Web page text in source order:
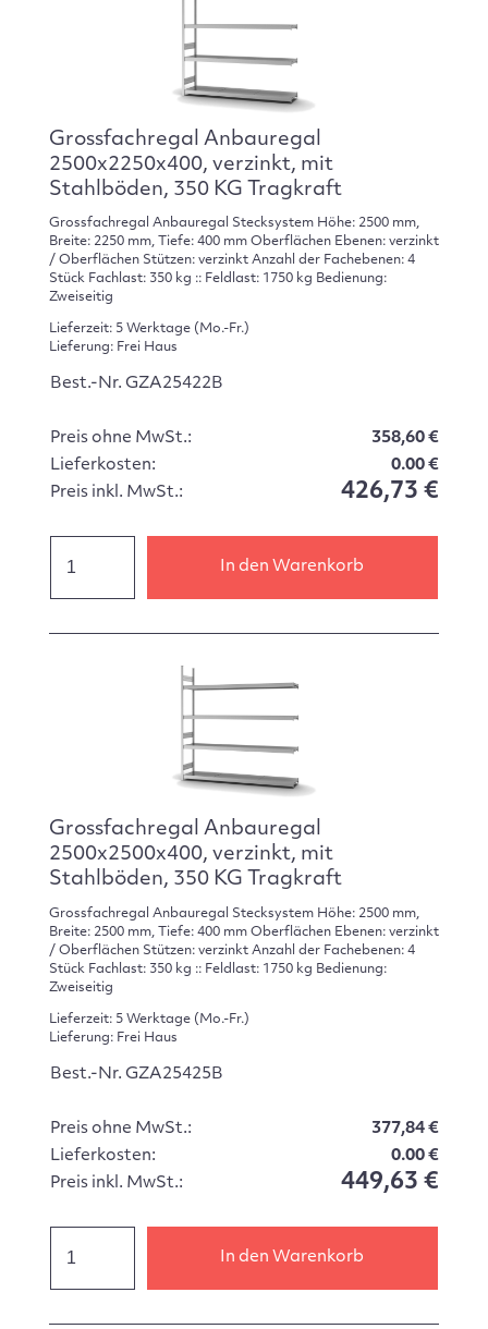
Grossfachregal Anbauregal
2500x2250x400, verzinkt, mit
Stahlböden, 350 KG Tragkraft
Grossfachregal Anbauregal Stecksystem Höhe: 2500 mm,
Breite: 2250 mm, Tiefe: 400 mm Oberflächen Ebenen: verzinkt
/ Oberflächen Stützen: verzinkt Anzahl der Fachebenen: 4
Stück Fachlast: 350 kg :: Feldlast: 1750 kg Bedienung:
Zweiseitig
Lieferzeit: 5 Werktage (Mo.-Fr.)
Lieferung: Frei Haus
Best.-Nr. GZA25422B
Preis ohne MwSt.:
358,60 €
Lieferkosten:
0.00 €
Preis inkl. MwSt.:
426,73 €
In den Warenkorb
Grossfachregal Anbauregal
2500x2500x400, verzinkt, mit
Stahlböden, 350 KG Tragkraft
Grossfachregal Anbauregal Stecksystem Höhe: 2500 mm,
Breite: 2500 mm, Tiefe: 400 mm Oberflächen Ebenen: verzinkt
/ Oberflächen Stützen: verzinkt Anzahl der Fachebenen: 4
Stück Fachlast: 350 kg :: Feldlast: 1750 kg Bedienung:
Zweiseitig
Lieferzeit: 5 Werktage (Mo.-Fr.)
Lieferung: Frei Haus
Best.-Nr. GZA25425B
Preis ohne MwSt.:
377,84 €
Lieferkosten:
0.00 €
Preis inkl. MwSt.:
449,63 €
In den Warenkorb